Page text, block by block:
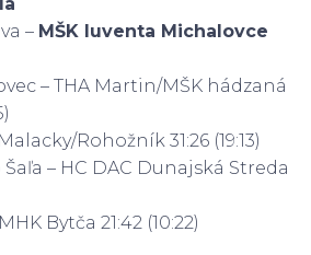
– MŠK Iuventa Michalovce
– THA Martin/MŠK hádzaná
Rohožník 31:26 (19:13)
– HC DAC Dunajská Streda
Bytča 21:42 (10:22)